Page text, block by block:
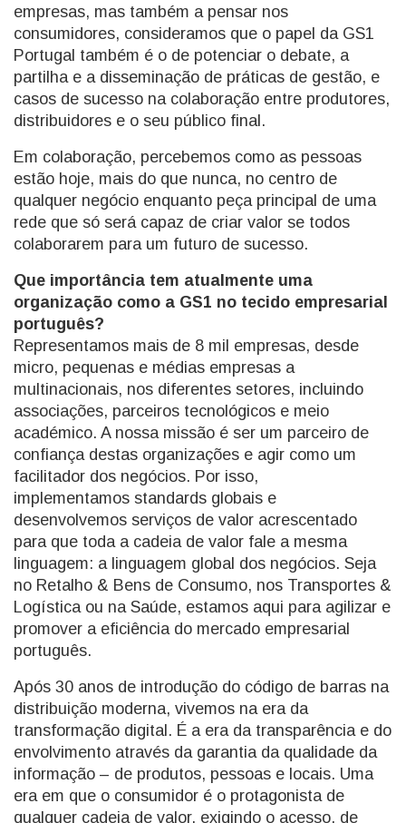
empresas, mas também a pensar nos
consumidores, consideramos que o papel da GS1
Portugal também é o de potenciar o debate, a
partilha e a disseminação de práticas de gestão, e
casos de sucesso na colaboração entre produtores,
distribuidores e o seu público final.
Em colaboração, percebemos como as pessoas
estão hoje, mais do que nunca, no centro de
qualquer negócio enquanto peça principal de uma
rede que só será capaz de criar valor se todos
colaborarem para um futuro de sucesso.
Que importância tem atualmente uma
organização como a GS1 no tecido empresarial
português?
Representamos mais de 8 mil empresas, desde
micro, pequenas e médias empresas a
multinacionais, nos diferentes setores, incluindo
associações, parceiros tecnológicos e meio
académico. A nossa missão é ser um parceiro de
confiança destas organizações e agir como um
facilitador dos negócios. Por isso,
implementamos standards globais e
desenvolvemos serviços de valor acrescentado
para que toda a cadeia de valor fale a mesma
linguagem: a linguagem global dos negócios. Seja
no Retalho & Bens de Consumo, nos Transportes &
Logística ou na Saúde, estamos aqui para agilizar e
promover a eficiência do mercado empresarial
português.
Após 30 anos de introdução do código de barras na
distribuição moderna, vivemos na era da
transformação digital. É a era da transparência e do
envolvimento através da garantia da qualidade da
informação – de produtos, pessoas e locais. Uma
era em que o consumidor é o protagonista de
qualquer cadeia de valor, exigindo o acesso, de